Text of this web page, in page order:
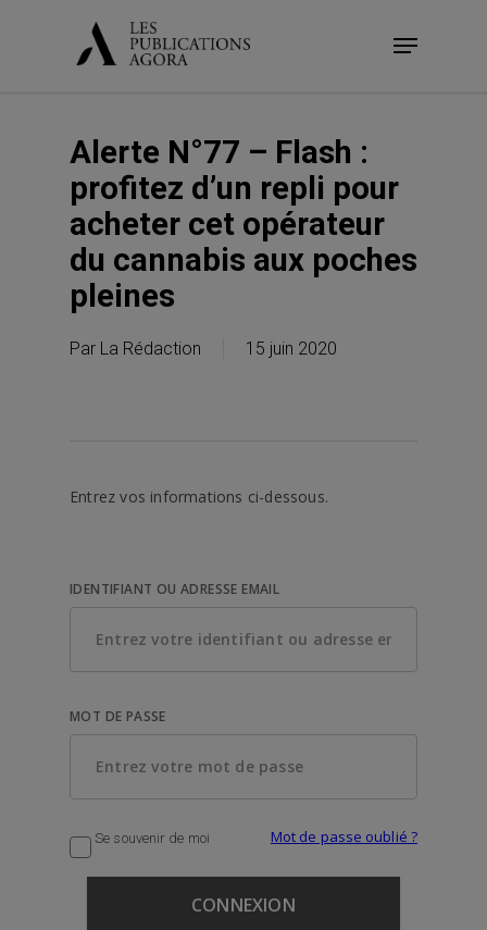
Menu
Alerte N°77 – Flash :
profitez d’un repli pour
acheter cet opérateur
du cannabis aux poches
pleines
Par La Rédaction 15 juin 2020
Entrez vos informations ci-dessous.
IDENTIFIANT OU ADRESSE EMAIL
MOT DE PASSE
Se souvenir de moi Mot de passe oublié ?